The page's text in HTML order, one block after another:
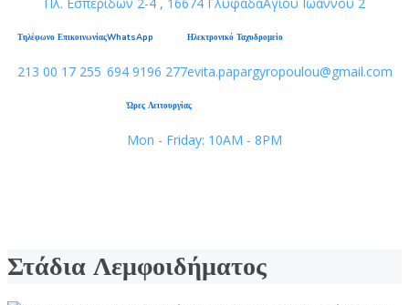
Πλ. Εσπερίδων 2-4 , 16674 ΓλυφάδαΑγίου Ιωάννου 2
Τηλέφωνο Επικοινωνίας
213 00 17 255
WhatsApp
694 9196 277
Ηλεκτρονικό Ταχυδρομείο
evita.papargyropoulou@gmail.com
Ώρες Λειτουργίας
Mon - Friday: 10AM - 8PM
Στάδια Λεμφοιδήματος